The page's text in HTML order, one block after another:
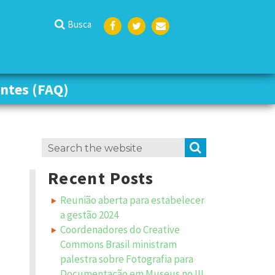
Busca
k
(FAQ)
(FAQ)
Search
Recent Posts
Reunião aberta para estabelecer
a gestão 2024
Coordenadores do Creative
Commons Brasil ministram
palestra sobre Fotografia para